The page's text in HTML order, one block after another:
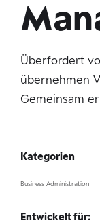
Überfordert
übernehmen
Gemeinsam
Kategorien
Business Administration
Entwickelt für: